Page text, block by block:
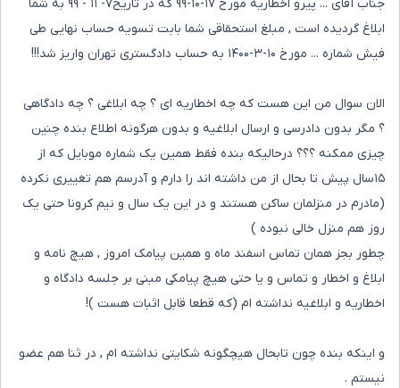
جناب آقای ... پیرو اخطاریه مورخ ۱۷-۱۰-۹۹ که در تاریخ۷- ۱۱ - ۹۹ به شما
ابلاغ گردیده است , مبلغ استحقاقی شما بابت تسویه حساب نهایی طی
فیش شماره ... مورخ ۱۰-۳-۱۴۰۰ به حساب دادگستری تهران واریز شد!!!
الان سوال من این هست که چه اخطاریه ای ؟ چه ابلاغی ؟ چه دادگاهی
؟ مگر بدون دادرسی و ارسال ابلاغیه و بدون هرگونه اطلاع بنده چنین
چیزی ممکنه ؟؟؟ درحالیکه بنده فقط همین یک شماره موبایل که از
۱۵سال پیش تا بحال از من داشته اند را دارم و آدرسم هم تغییری نکرده
(مادرم در منزلمان ساکن هستند و در این یک سال و نیم کرونا حتی یک
روز هم منزل خالی نبوده )
چطور بجز همان تماس اسفند ماه و همین پیامک امروز , هیچ نامه و
ابلاغ و اخطار و تماس و یا حتی هیچ پیامکی مبنی بر جلسه دادگاه و
اخطاریه و ابلاغیه نداشته ام (که قطعا قابل اثبات هست )!
و اینکه بنده چون تابحال هیچگونه شکایتی نداشته ام , در ثنا هم عضو
نیستم .